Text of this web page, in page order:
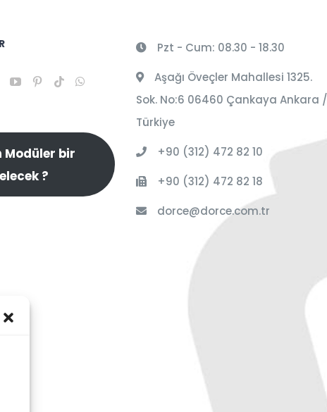
Modüler bir
?
Pzt - Cum: 08.30 - 18.30
Aşağı Öveçler Mahallesi 1325.
Sok. No:6 06460 Çankaya Ankara /
Türkiye
+90 (312) 472 82 10
+90 (312) 472 82 18
dorce@dorce.com.tr